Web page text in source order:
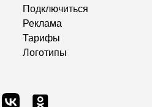
Подключиться
Реклама
Тарифы
Логотипы